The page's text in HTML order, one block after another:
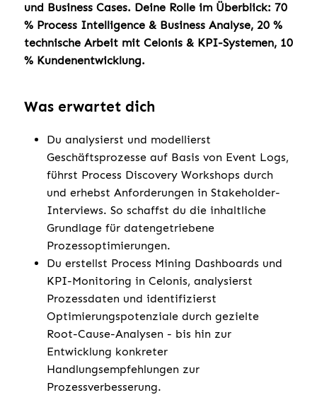
und Business Cases. Deine Rolle im Überblick: 70
% Process Intelligence & Business Analyse, 20 %
technische Arbeit mit Celonis & KPI-Systemen, 10
% Kundenentwicklung.
Was erwartet dich
Du analysierst und modellierst
Geschäftsprozesse auf Basis von Event Logs,
führst Process Discovery Workshops durch
und erhebst Anforderungen in Stakeholder-
Interviews. So schaffst du die inhaltliche
Grundlage für datengetriebene
Prozessoptimierungen.
Du erstellst Process Mining Dashboards und
KPI-Monitoring in Celonis, analysierst
Prozessdaten und identifizierst
Optimierungspotenziale durch gezielte
Root-Cause-Analysen - bis hin zur
Entwicklung konkreter
Handlungsempfehlungen zur
Prozessverbesserung.